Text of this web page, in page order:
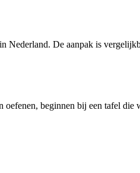
Nederland. De aanpak is
beginnen bij een tafel